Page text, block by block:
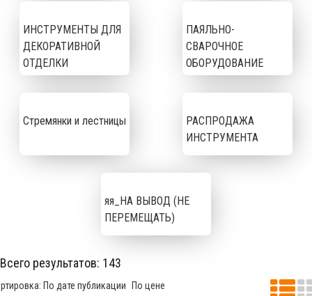
ИНСТРУМЕНТЫ ДЛЯ
ДЕКОРАТИВНОЙ
ОТДЕЛКИ
ПАЯЛЬНО-
СВАРОЧНОЕ
ОБОРУДОВАНИЕ
Стремянки и лестницы
РАСПРОДАЖА
ИНСТРУМЕНТА
яя_НА ВЫВОД (НЕ
ПЕРЕМЕЩАТЬ)
Всего результатов: 143
По дате публикации По цене